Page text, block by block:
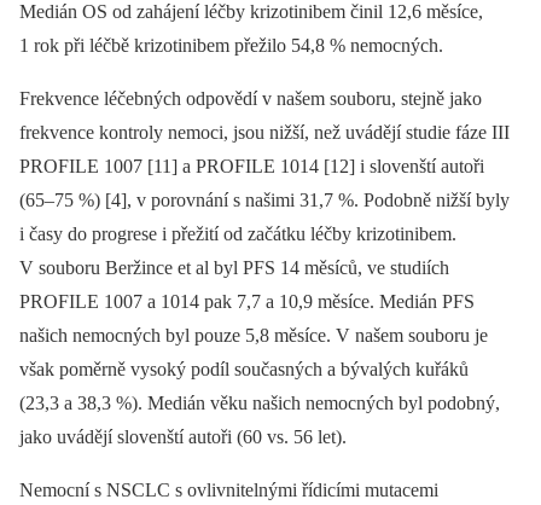
Medián OS od zahájení léčby krizotinibem činil 12,6 měsíce,
1 rok při léčbě krizotinibem přežilo 54,8 % nemocných.
Frekvence léčebných odpovědí v našem souboru, stejně jako
frekvence kontroly nemoci, jsou nižší, než uvádějí studie fáze III
PROFILE 1007 [11] a PROFILE 1014 [12] i slovenští autoři
(65–75 %) [4], v porovnání s našimi 31,7 %. Podobně nižší byly
i časy do progrese i přežití od začátku léčby krizotinibem.
V souboru Beržince et al byl PFS 14 měsíců, ve studiích
PROFILE 1007 a 1014 pak 7,7 a 10,9 měsíce. Medián PFS
našich nemocných byl pouze 5,8 měsíce. V našem souboru je
však poměrně vysoký podíl současných a bývalých kuřáků
(23,3 a 38,3 %). Medián věku našich nemocných byl podobný,
jako uvádějí slovenští autoři (60 vs. 56 let).
Nemocní s NSCLC s ovlivnitelnými řídicími mutacemi